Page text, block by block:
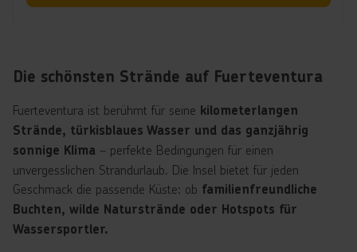
Die schönsten Strände auf Fuerteventura
Fuerteventura ist berühmt für seine kilometerlangen
Strände, türkisblaues Wasser und das ganzjährig
sonnige Klima – perfekte Bedingungen für einen
unvergesslichen Strandurlaub. Die Insel bietet für jeden
Geschmack die passende Küste: ob familienfreundliche
Buchten, wilde Naturstrände oder Hotspots für
Wassersportler.